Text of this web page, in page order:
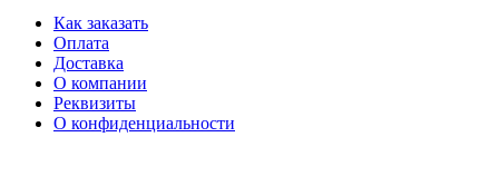
Как заказать
Оплата
Доставка
О компании
Реквизиты
О конфиденциальности